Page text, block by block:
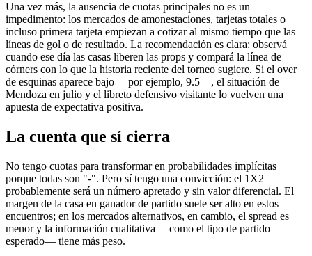
Una vez más, la ausencia de cuotas principales no es un
impedimento: los mercados de amonestaciones, tarjetas totales o
incluso primera tarjeta empiezan a cotizar al mismo tiempo que las
líneas de gol o de resultado. La recomendación es clara: observá
cuando ese día las casas liberen las props y compará la línea de
córners con lo que la historia reciente del torneo sugiere. Si el over
de esquinas aparece bajo —por ejemplo, 9.5—, el situación de
Mendoza en julio y el libreto defensivo visitante lo vuelven una
apuesta de expectativa positiva.
La cuenta que sí cierra
No tengo cuotas para transformar en probabilidades implícitas
porque todas son "-". Pero sí tengo una convicción: el 1X2
probablemente será un número apretado y sin valor diferencial. El
margen de la casa en ganador de partido suele ser alto en estos
encuentros; en los mercados alternativos, en cambio, el spread es
menor y la información cualitativa —como el tipo de partido
esperado— tiene más peso.